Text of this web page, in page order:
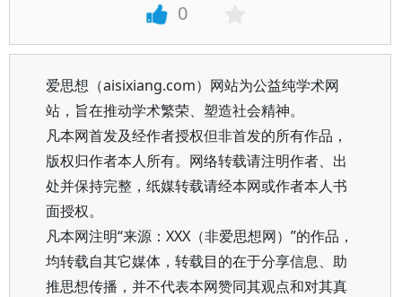
0
爱思想（aisixiang.com）网站为公益纯学术网
站，旨在推动学术繁荣、塑造社会精神。
凡本网首发及经作者授权但非首发的所有作品，
版权归作者本人所有。网络转载请注明作者、出
处并保持完整，纸媒转载请经本网或作者本人书
面授权。
凡本网注明“来源：XXX（非爱思想网）”的作品，
均转载自其它媒体，转载目的在于分享信息、助
推思想传播，并不代表本网赞同其观点和对其真